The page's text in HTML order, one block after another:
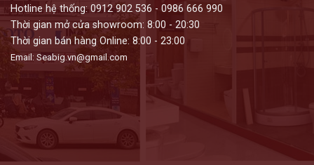
Hotline hệ thống: 0912 902 536 - 0986 666 990
Thời gian mở cửa showroom: 8:00 - 20:30
Thời gian bán hàng Online: 8:00 - 23:00
Email: Seabig.vn@gmail.com